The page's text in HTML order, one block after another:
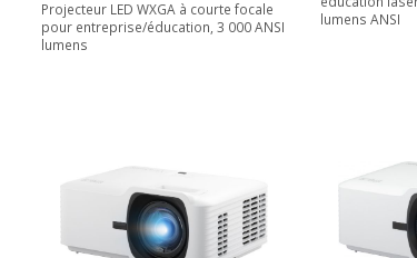
Projecteur LED WXGA à courte focale
pour entreprise/éducation, 3 000 ANSI
lumens
lumens ANSI